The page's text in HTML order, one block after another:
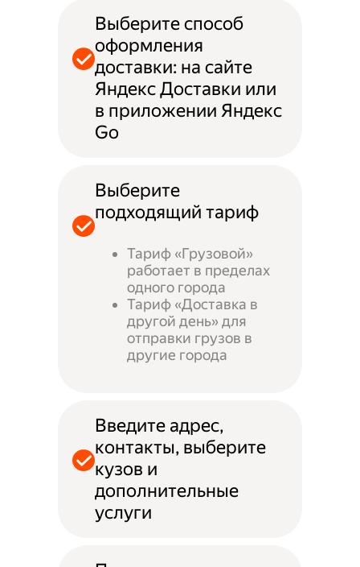
Выберите способ
оформления
доставки: на сайте
Яндекс Доставки или
в приложении Яндекс
Go
Выберите
подходящий тариф
Тариф «Грузовой»
работает в пределах
одного города
Тариф «Доставка в
другой день» для
отправки грузов в
другие города
Введите адрес,
контакты, выберите
кузов и
дополнительные
услуги